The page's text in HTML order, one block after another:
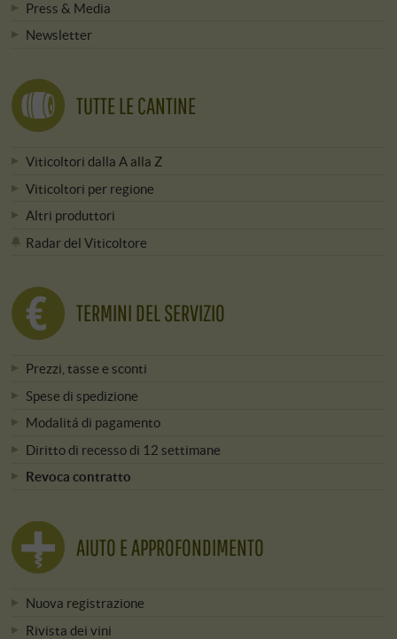
Press & Media
Newsletter
TUTTE LE CANTINE
Viticoltori dalla A alla Z
Viticoltori per regione
Altri produttori
Radar del Viticoltore
TERMINI DEL SERVIZIO
Prezzi, tasse e sconti
Spese di spedizione
Modalitá di pagamento
Diritto di recesso di 12 settimane
Revoca contratto
AIUTO E APPROFONDIMENTO
Nuova registrazione
Rivista dei vini